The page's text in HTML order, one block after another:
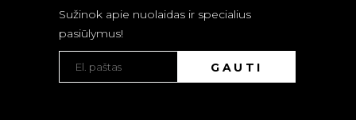
Sužinok apie nuolaidas ir specialius
pasiūlymus!